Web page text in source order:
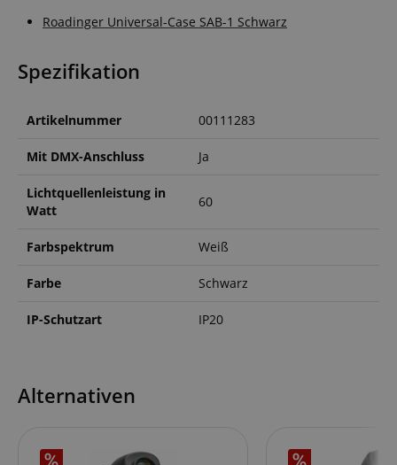
Roadinger Universal-Case SAB-1 Schwarz
Spezifikation
Artikelnummer 00111283
Mit DMX-Anschluss Ja
Lichtquellenleistung in
Watt
60
Farbspektrum Weiß
Farbe Schwarz
IP-Schutzart IP20
Alternativen